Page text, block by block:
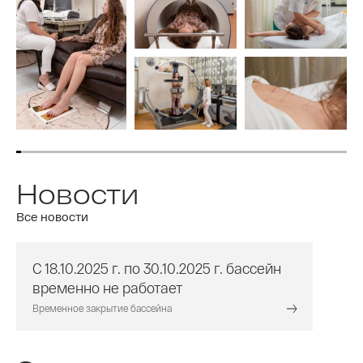
Новости
Все новости
С 18.10.2025 г. по 30.10.2025 г. бассейн
временно не работает
Временное закрытие бассейна